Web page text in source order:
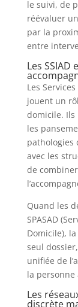
le suivi, de
réévaluer
par la
entre
Les SSIAD
Les
jouent un
domicile. Ils
les
pathologies
avec les
de
Quand les
SPASAD
Domicile),
seul
unifiée de
la personne
Les
discrète